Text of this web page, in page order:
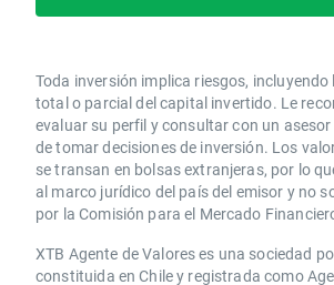
Toda inversión implica riesgos, incluyendo
total o parcial del capital invertido. Le
evaluar su perfil y consultar con un
de tomar decisiones de inversión. Los
se transan en bolsas extranjeras, por lo
al marco jurídico del país del emisor y no
por la Comisión para el Mercado
XTB Agente de Valores es una sociedad
constituida en Chile y registrada como